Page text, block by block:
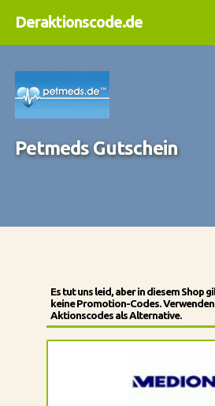
Deraktionscode.de
Petmeds Gutschein
Es tut uns leid, aber in diesem Shop
keine Promotion-Codes.
Aktionscodes als Alternative.